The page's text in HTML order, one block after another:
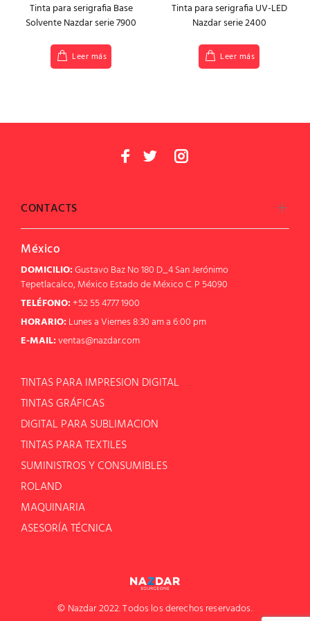
Tinta para serigrafia Base
Solvente Nazdar serie 7900
Leer más
Tinta para serigrafia UV-LED
Nazdar serie 2400
Leer más
CONTACTS
México
DOMICILIO:Gustavo Baz No 180 D_4 San Jerónimo
Tepetlacalco, México Estado de México C. P 54090
TELÉFONO:+52 55 4777 1900
HORARIO: Lunes a Viernes 8:30 am a 6:00 pm
E-MAIL:ventas@nazdar.com
TINTAS PARA IMPRESION DIGITAL
TINTAS GRÁFICAS
DIGITAL PARA SUBLIMACION
TINTAS PARA TEXTILES
SUMINISTROS Y CONSUMIBLES
ROLAND
MAQUINARIA
ASESORÍA TÉCNICA
© Nazdar 2022. Todos los derechos reservados.